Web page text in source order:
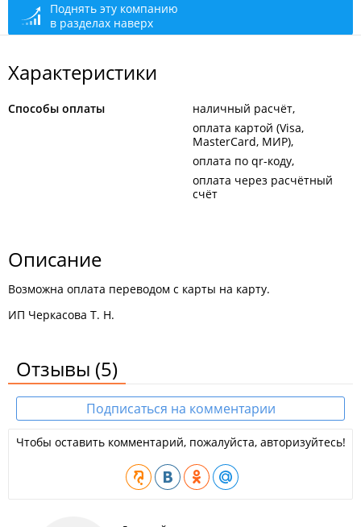
Поднять эту компанию
в разделах наверх
Характеристики
Способы оплаты
наличный расчёт
оплата картой (Visa,
MasterCard, МИР)
оплата по qr-коду
оплата через расчётный
счёт
Описание
Возможна оплата переводом с карты на карту.
ИП Черкасова Т. Н.
Отзывы (5)
Подписаться на комментарии
Чтобы оставить комментарий, пожалуйста, авторизуйтесь!